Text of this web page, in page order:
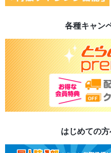
各種キャン
はじめての